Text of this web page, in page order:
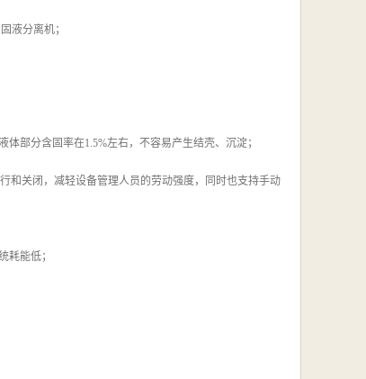
液分离机；
部分含固率在1.5%左右，不容易产生结壳、沉淀；
和关闭，减轻设备管理人员的劳动强度，同时也支持手动
耗能低；